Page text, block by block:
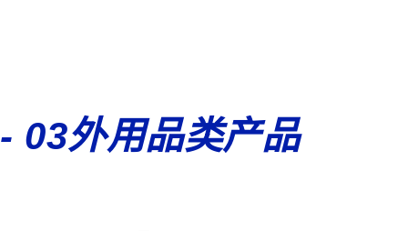
- 03外用品类产品